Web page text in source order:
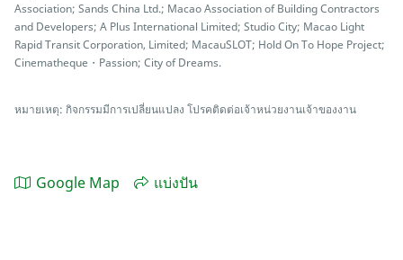
Association; Sands China Ltd.; Macao Association of Building Contractors
and Developers; A Plus International Limited; Studio City; Macao Light
Rapid Transit Corporation, Limited; MacauSLOT; Hold On To Hope Project;
Cinematheque・Passion; City of Dreams.
หมายเหตุ: กิจกรรมมีการเปลี่ยนแปลง โปรคติดต่อเจ้าหน่วยงานเจ้าของงาน
Google Map แบ่งปัน